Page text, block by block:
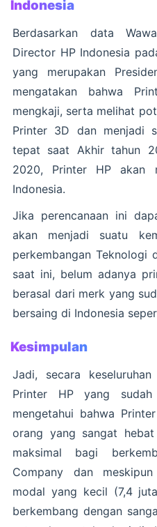
Indonesia
Berdasarkan data
Director HP Indonesia
yang merupakan
mengatakan bahwa
mengkaji, serta melihat
Printer 3D dan menjadi
tepat saat Akhir tahun
2020, Printer HP akan
Indonesia.
Jika perencanaan ini
akan menjadi suatu
perkembangan Teknologi
saat ini, belum adanya
berasal dari merk yang
bersaing di Indonesia
Kesimpulan
Jadi, secara
Printer HP yang
mengetahui bahwa
orang yang sangat
maksimal bagi
Company dan
modal yang kecil (7,4
berkembang dengan